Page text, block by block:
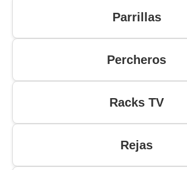
Parrillas
Percheros
Racks TV
Rejas